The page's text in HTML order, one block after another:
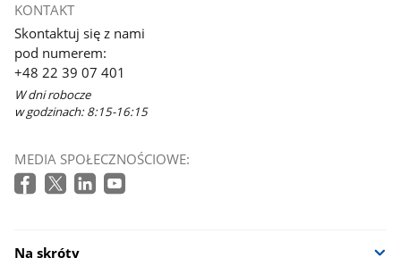
się
w
nowym
oknie
KONTAKT
Skontaktuj się z nami
pod numerem:
+48 22 39 07 401
W dni robocze
w godzinach: 8:15-16:15
MEDIA SPOŁECZNOŚCIOWE:
Na skróty